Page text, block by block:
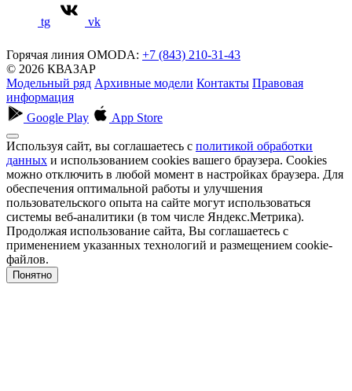
tg vk
Горячая линия OMODA: +7 (843) 210-31-43
© 2026 КВАЗАР
Модельный ряд Архивные модели Контакты Правовая
информация
Google Play
App Store
Используя сайт, вы соглашаетесь с политикой обработки
данных и использованием cookies вашего браузера. Cookies
можно отключить в любой момент в настройках браузера. Для
обеспечения оптимальной работы и улучшения
пользовательского опыта на сайте могут использоваться
системы веб-аналитики (в том числе Яндекс.Метрика).
Продолжая использование сайта, Вы соглашаетесь с
применением указанных технологий и размещением cookie-
файлов.
Понятно